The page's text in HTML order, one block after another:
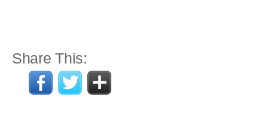
Share This: